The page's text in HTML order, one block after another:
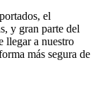
el
y gran parte del
llegar a nuestro
más segura de